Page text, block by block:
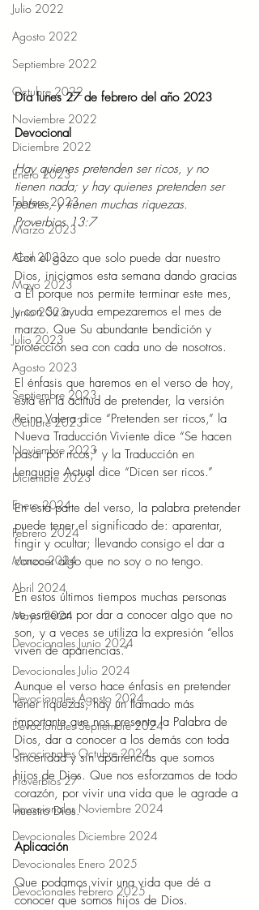
Julio 2022
Agosto 2022
Septiembre 2022
Octubre 2022
Noviembre 2022
Diciembre 2022
Enero 2023
Febrero 2023
Marzo 2023
Abril 2023
Mayo 2023
Junio 2023
Julio 2023
Agosto 2023
Septiembre 2023
Octubre 2023
Noviembre 2023
Diciembre 2023
Enero 2024
Febrero 2024
Marzo 2024
Abril 2024
Mayo 2024
Devocionales Junio 2024
Devocionales Julio 2024
Devocionales Agosto 2024
Devocionales Septiembre 2024
Devocionales Octubre 2024
Proverbios 27
Devocionales Noviembre 2024
Devocionales Diciembre 2024
Devocionales Enero 2025
Devocionales Febrero 2025
Día lunes 27 de febrero del año 2023
Devocional
Hay quienes pretenden ser ricos, y no
tienen nada; y hay quienes pretenden ser
pobres, y tienen muchas riquezas.
Proverbios 13:7
Con el gozo que solo puede dar nuestro
Dios, iniciamos esta semana dando gracias
a Él porque nos permite terminar este mes,
y con Su ayuda empezaremos el mes de
marzo. Que Su abundante bendición y
protección sea con cada uno de nosotros.
El énfasis que haremos en el verso de hoy,
está en la actitud de pretender, la versión
Reina Valera dice “Pretenden ser ricos,” la
Nueva Traducción Viviente dice “Se hacen
pasar por ricos,” y la Traducción en
Lenguaje Actual dice “Dicen ser ricos.”
En esta parte del verso, la palabra pretender
puede tener el significado de: aparentar,
fingir y ocultar; llevando consigo el dar a
conocer algo que no soy o no tengo.
En estos últimos tiempos muchas personas
se esmeran por dar a conocer algo que no
son, y a veces se utiliza la expresión “ellos
viven de apariencias.”
Aunque el verso hace énfasis en pretender
tener riquezas, hay un llamado más
importante que nos presenta la Palabra de
Dios, dar a conocer a los demás con toda
sinceridad y sin apariencias que somos
hijos de Dios. Que nos esforzamos de todo
corazón, por vivir una vida que le agrade a
nuestro Dios.
Aplicación
Que podamos vivir una vida que dé a
conocer que somos hijos de Dios.